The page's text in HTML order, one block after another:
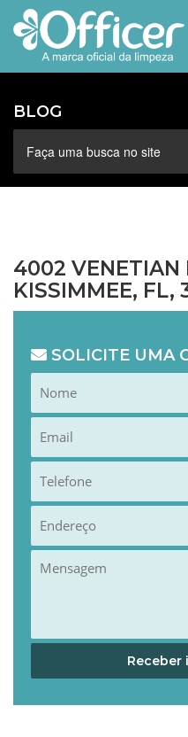
BLOG
4002 VENETIAN
KISSIMMEE, FL,
SOLICITE UMA